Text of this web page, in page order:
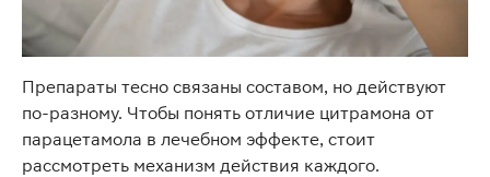
Препараты тесно связаны составом, но действуют
по-разному. Чтобы понять отличие цитрамона от
парацетамола в лечебном эффекте, стоит
рассмотреть механизм действия каждого.